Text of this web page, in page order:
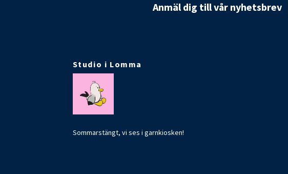
Anmäl dig till vår nyhetsbrev
Studio i Lomma
Sommarstängt, vi ses i garnkiosken!